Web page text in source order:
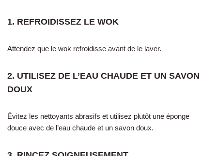
1. REFROIDISSEZ LE WOK
Attendez que le wok refroidisse avant de le laver.
2. UTILISEZ DE L’EAU CHAUDE ET UN SAVON
DOUX
Évitez les nettoyants abrasifs et utilisez plutôt une éponge
douce avec de l’eau chaude et un savon doux.